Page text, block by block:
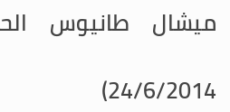
ميشال طانيوس
24/6/2014)